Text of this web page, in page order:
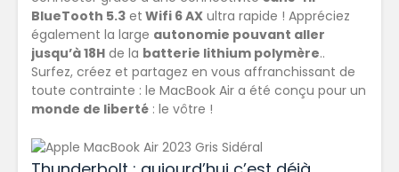
BlueTooth 5.3 et Wifi 6 AX ultra rapide ! Appréciez
également la large autonomie pouvant aller
jusqu’à 18H de la batterie lithium polymère..
Surfez, créez et partagez en vous affranchissant de
toute contrainte : le MacBook Air a été conçu pour un
monde de liberté : le vôtre !